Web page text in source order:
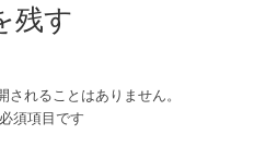
残す
されることはありません。
須項目です